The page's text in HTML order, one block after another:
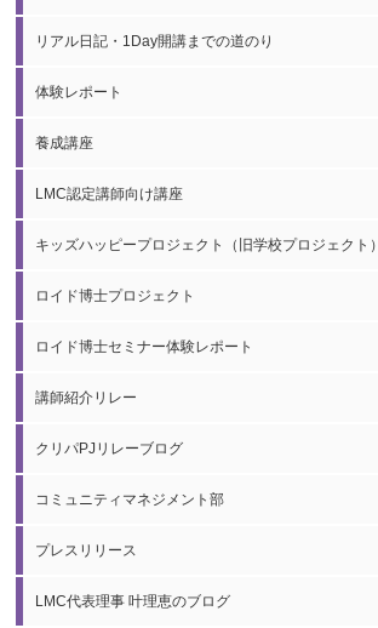
リアル日記・1Day開講までの道のり
体験レポート
養成講座
LMC認定講師向け講座
キッズハッピープロジェクト（旧学校プロジェクト）
ロイド博士プロジェクト
ロイド博士セミナー体験レポート
講師紹介リレー
クリパPJリレーブログ
コミュニティマネジメント部
プレスリリース
LMC代表理事 叶理恵のブログ